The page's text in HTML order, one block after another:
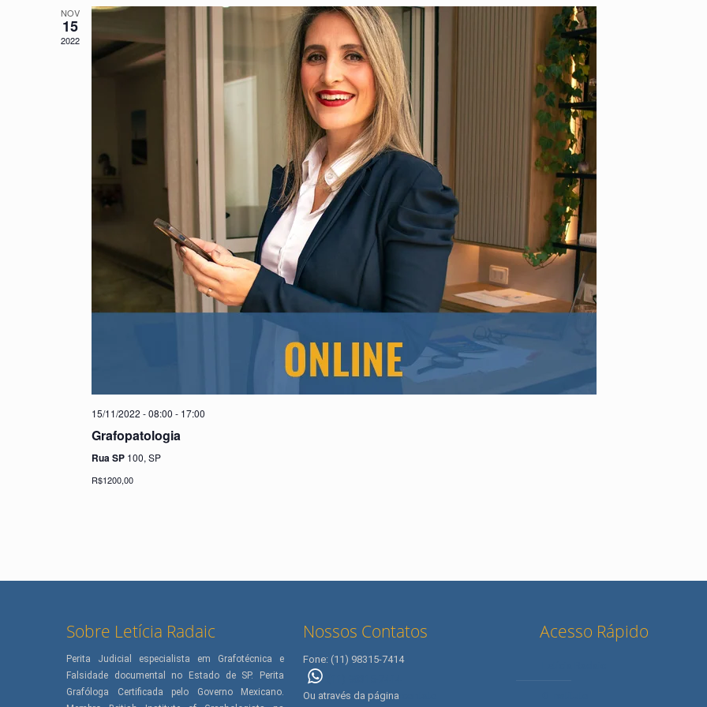
NOV
15
2022
15/11/2022 - 08:00 - 17:00
Grafopatologia
Rua SP 100, SP
R$1200,00
Sobre Letícia Radaic
Perita Judicial especialista em Grafotécnica e
Falsidade documental no Estado de SP. Perita
Grafóloga Certificada pelo Governo Mexicano.
Nossos Contatos
Fone: (11) 98315-7414
Ou através da página
Acesso Rápido